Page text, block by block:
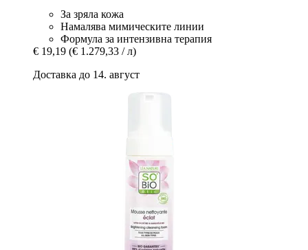
За зряла кожа
Намалява мимическите линии
Формула за интензивна терапия
€ 19,19 (€ 1.279,33 / л)
Доставка до 14. август